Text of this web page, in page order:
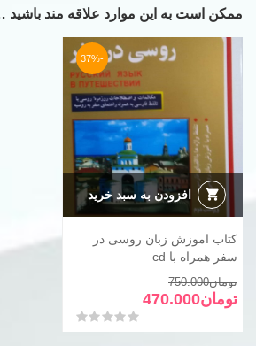
ممکن است به این موارد علاقه مند باشید
-37%
افزودن به سبد خرید
کتاب اموزش زبان روسی در
سفر همراه با cd
تومان750.000قیمت
اصلی
تومان750.000
بود.
تومان470.000
قیمت
فعلی
تومان470.000
است.
امتیاز0از 5